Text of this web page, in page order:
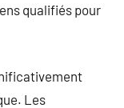
qualifiés pour
Les